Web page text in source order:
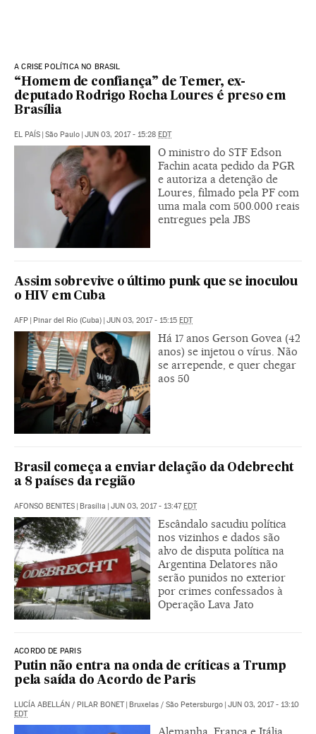
A CRISE POLÍTICA NO BRASIL
“Homem de confiança” de Temer, ex-
deputado Rodrigo Rocha Loures é preso em
Brasília
EL PAÍS | São Paulo | JUN 03, 2017 - 15:28 EDT
O ministro do STF Edson
Fachin acata pedido da PGR
e autoriza a detenção de
Loures, filmado pela PF com
uma mala com 500.000 reais
entregues pela JBS
Assim sobrevive o último punk que se inoculou
o HIV em Cuba
AFP | Pinar del Río (Cuba) | JUN 03, 2017 - 15:15 EDT
Há 17 anos Gerson Govea (42
anos) se injetou o vírus. Não
se arrepende, e quer chegar
aos 50
Brasil começa a enviar delação da Odebrecht
a 8 países da região
AFONSO BENITES | Brasília | JUN 03, 2017 - 13:47EDT
Escândalo sacudiu política
nos vizinhos e dados são
alvo de disputa política na
Argentina Delatores não
serão punidos no exterior
por crimes confessados à
Operação Lava Jato
ACORDO DE PARIS
Putin não entra na onda de críticas a Trump
pela saída do Acordo de Paris
LUCÍA ABELLÁN / PILAR BONET | Bruxelas / São Petersburgo | JUN 03, 2017 - 13:10
EDT